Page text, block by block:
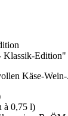
Klassik-
Käse-
à 0,75 l)